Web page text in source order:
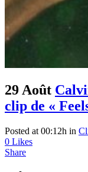
29 Août
clip de «
Posted at 00:12h in
0 Likes
Share